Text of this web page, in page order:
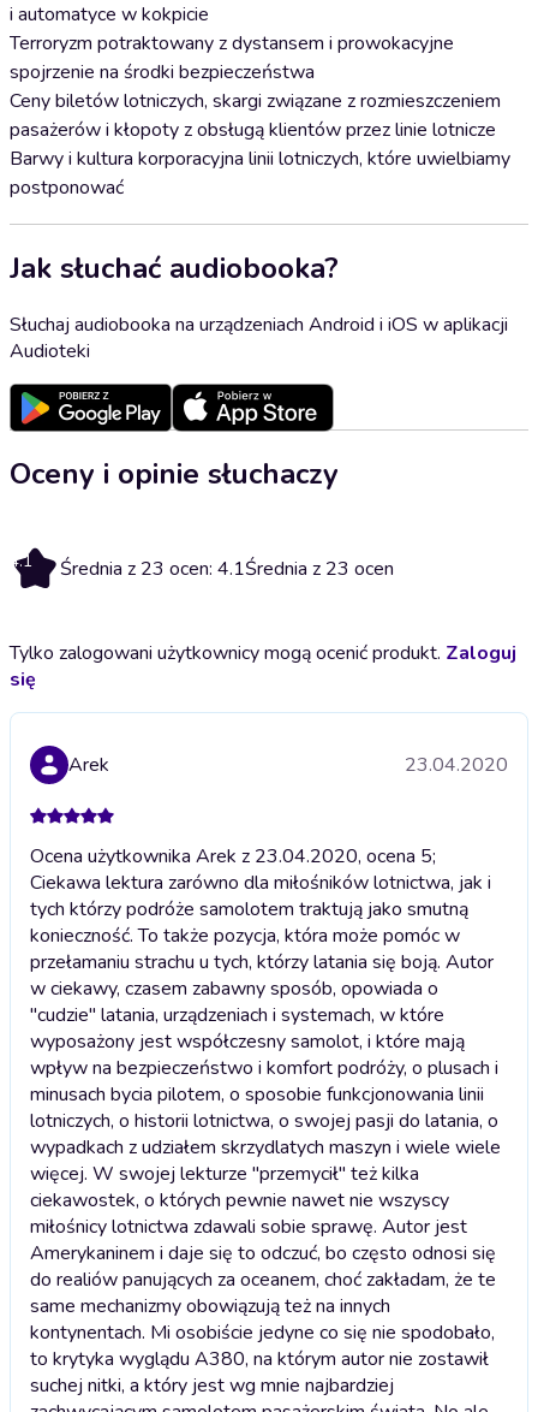
i automatyce w kokpicie
Terroryzm potraktowany z dystansem i prowokacyjne
spojrzenie na środki bezpieczeństwa
Ceny biletów lotniczych, skargi związane z rozmieszczeniem
pasażerów i kłopoty z obsługą klientów przez linie lotnicze
Barwy i kultura korporacyjna linii lotniczych, które uwielbiamy
postponować
Jak słuchać audiobooka?
Słuchaj audiobooka na urządzeniach Android i iOS w aplikacji
Audioteki
Oceny i opinie słuchaczy
4.1 Średnia z 23 ocen: 4.1Średnia z 23 ocen
Tylko zalogowani użytkownicy mogą ocenić produkt. Zaloguj
się
Arek 23.04.2020
Ocena użytkownika Arek z 23.04.2020, ocena 5;
Ciekawa lektura zarówno dla miłośników lotnictwa, jak i
tych którzy podróże samolotem traktują jako smutną
konieczność. To także pozycja, która może pomóc w
przełamaniu strachu u tych, którzy latania się boją. Autor
w ciekawy, czasem zabawny sposób, opowiada o
"cudzie" latania, urządzeniach i systemach, w które
wyposażony jest współczesny samolot, i które mają
wpływ na bezpieczeństwo i komfort podróży, o plusach i
minusach bycia pilotem, o sposobie funkcjonowania linii
lotniczych, o historii lotnictwa, o swojej pasji do latania, o
wypadkach z udziałem skrzydlatych maszyn i wiele wiele
więcej. W swojej lekturze "przemycił" też kilka
ciekawostek, o których pewnie nawet nie wszyscy
miłośnicy lotnictwa zdawali sobie sprawę. Autor jest
Amerykaninem i daje się to odczuć, bo często odnosi się
do realiów panujących za oceanem, choć zakładam, że te
same mechanizmy obowiązują też na innych
kontynentach. Mi osobiście jedyne co się nie spodobało,
to krytyka wyglądu A380, na którym autor nie zostawił
suchej nitki, a który jest wg mnie najbardziej